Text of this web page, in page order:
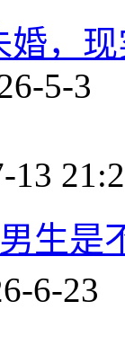
婚，
5-3
13
生是
6-23